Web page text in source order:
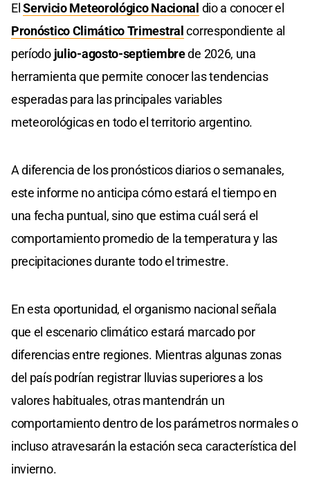
El Servicio Meteorológico Nacional dio a conocer el
Pronóstico Climático Trimestral correspondiente al
períodojulio-agosto-septiembrede 2026, una
herramienta que permite conocer las tendencias
esperadas para las principales variables
meteorológicas en todo el territorio argentino.
A diferencia de los pronósticos diarios o semanales,
este informe no anticipa cómo estará el tiempo en
una fecha puntual, sino que estima cuál será el
comportamiento promedio de la temperatura y las
precipitaciones durante todo el trimestre.
En esta oportunidad, el organismo nacional señala
que el escenario climático estará marcado por
diferencias entre regiones. Mientras algunas zonas
del país podrían registrar lluvias superiores a los
valores habituales, otras mantendrán un
comportamiento dentro de los parámetros normales o
incluso atravesarán la estación seca característica del
invierno.